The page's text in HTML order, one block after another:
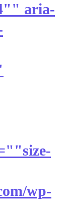
aria-
wp-